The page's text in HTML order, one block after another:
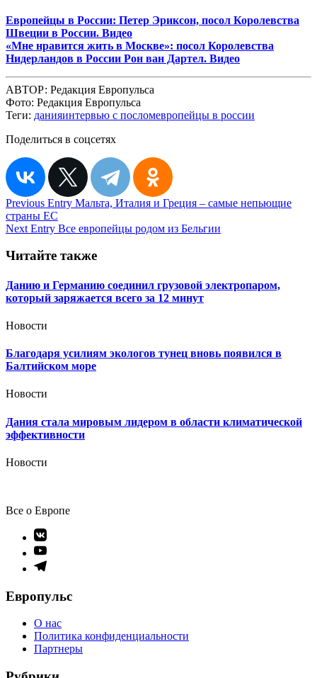
Европейцы в России: Петер Эриксон, посол Королевства
Швеции в России. Видео
«Мне нравится жить в Москве»: посол Королевства
Нидерландов в России Рон ван Дартел. Видео
АВТОР: Редакция Европульса
Фото: Редакция Европульса
Теги: данияинтервью с посломевропейцы в россии
Поделиться в соцсетях
Навигация
по
Previous Entry Мальта, Италия и Греция – самые непьющие
страны ЕС
Next Entry Все европейцы родом из Бельгии
Читайте также
Данию и Германию соединил грузовой электропаром,
который заряжается всего за 12 минут
Новости
Благодаря усилиям экологов тунец вновь появился в
Балтийском море
Новости
Дания стала мировым лидером в области климатической
эффективности
Новости
Все о Европе
Элемент
меню
Элемент
меню
Элемент
Европульс
О нас
Политика конфиденциальности
Партнеры